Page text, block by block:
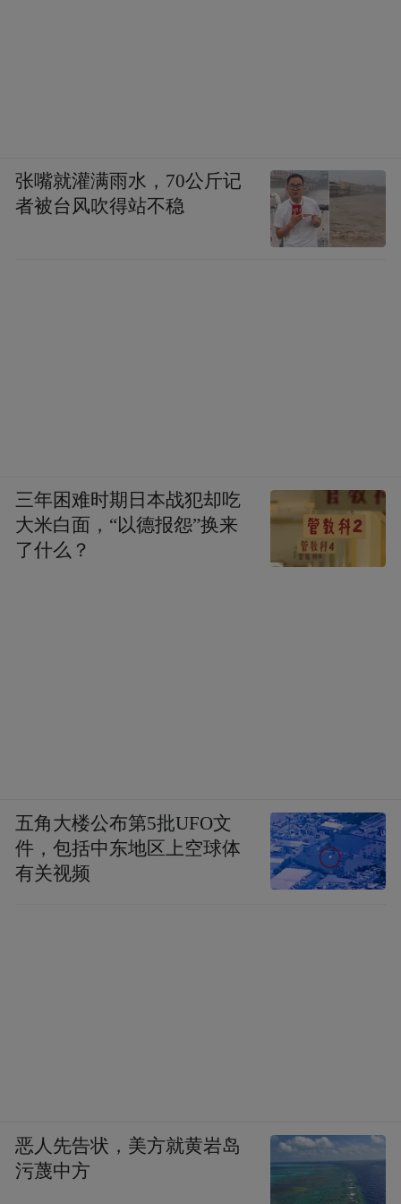
张嘴就灌满雨水，70公斤记
者被台风吹得站不稳
三年困难时期日本战犯却吃
大米白面，“以德报怨”换来
了什么？
五角大楼公布第5批UFO文
件，包括中东地区上空球体
有关视频
恶人先告状，美方就黄岩岛
污蔑中方